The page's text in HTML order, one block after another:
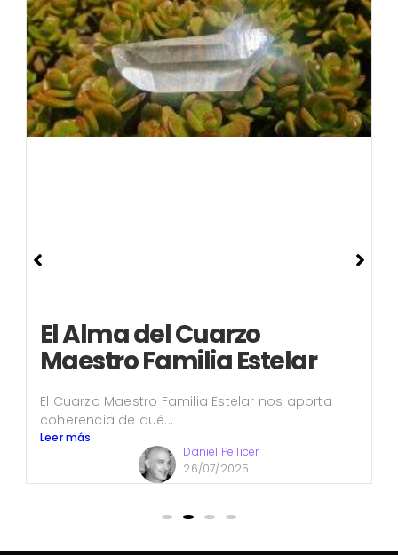
El Alma del Cuarzo
Maestro Familia Estelar
El Cuarzo Maestro Familia Estelar nos aporta
coherencia de qué...
Leer más
Daniel Pellicer
26/07/2025